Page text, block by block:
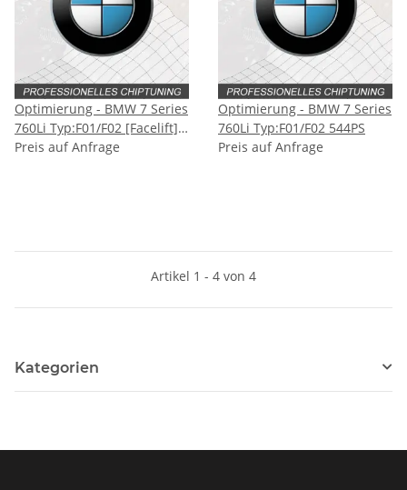
Optimierung - BMW 7 Series
760Li Typ:F01/F02 [Facelift]
544PS
Preis auf Anfrage
Optimierung - BMW 7 Series
760Li Typ:F01/F02 544PS
Preis auf Anfrage
Artikel 1 - 4 von 4
Kategorien